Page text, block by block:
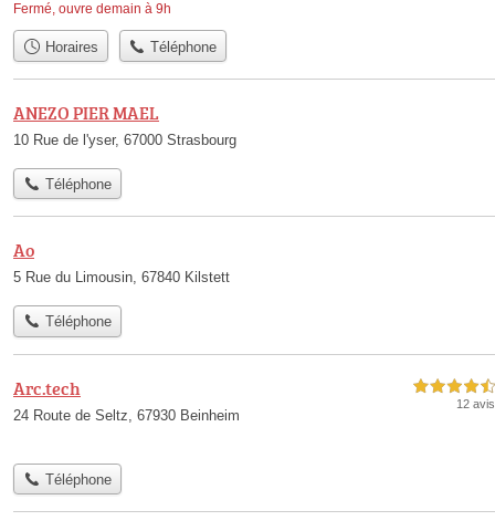
Fermé, ouvre demain à 9h
Horaires Téléphone
ANEZO PIER MAEL
10 Rue de l'yser, 67000 Strasbourg
Téléphone
Ao
5 Rue du Limousin, 67840 Kilstett
Téléphone
Arc.tech
24 Route de Seltz, 67930 Beinheim
4,5 étoiles sur 5
12 avis
Téléphone